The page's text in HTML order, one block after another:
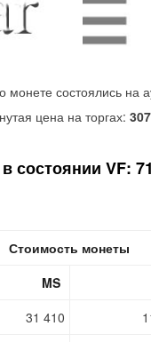
состоялись на
цена на торгах: 307
состоянии VF:
Стоимость монеты
MS
31 410